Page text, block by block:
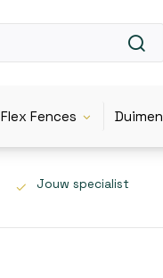
Flex Fences
Jouw specialist